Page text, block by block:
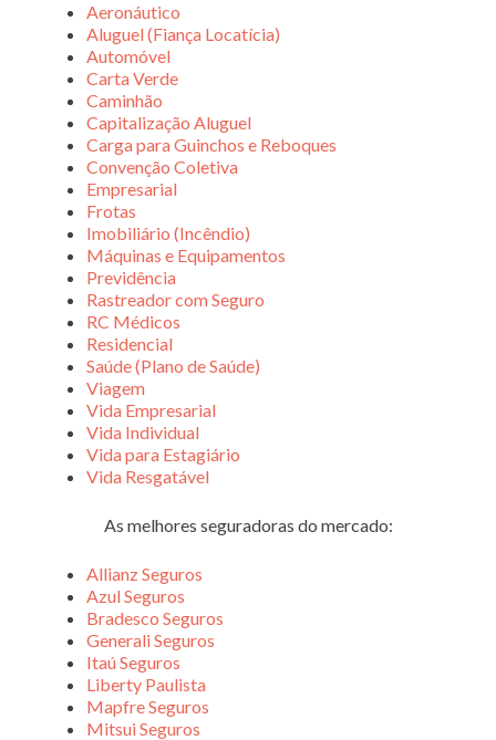
Aeronáutico
Aluguel (Fiança Locatícia)
Automóvel
Carta Verde
Caminhão
Capitalização Aluguel
Carga para Guinchos e Reboques
Convenção Coletiva
Empresarial
Frotas
Imobiliário (Incêndio)
Máquinas e Equipamentos
Previdência
Rastreador com Seguro
RC Médicos
Residencial
Saúde (Plano de Saúde)
Viagem
Vida Empresarial
Vida Individual
Vida para Estagiário
Vida Resgatável
As melhores seguradoras do mercado:
Allianz Seguros
Azul Seguros
Bradesco Seguros
Generali Seguros
Itaú Seguros
Liberty Paulista
Mapfre Seguros
Mitsui Seguros